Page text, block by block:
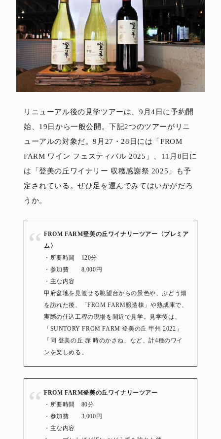
リニューアル後の見学ツアーは、9月4日に予約開
始、19日から一般公開。下記2つのツアーがリニ
ューアルの対象だ。9月27・28日には「FROM
FARM ワイン フェスティバル 2025」、11月8日に
は「登美の丘ワイナリー 収穫感謝祭 2025」も予
定されている。ぜひ足を運んでみてはいかがだろ
うか。
FROM FARM登美の丘ワイナリーツアー〈プレミア
ム〉
・所要時間 120分
・参加費 8,000円
・主な内容
甲府盆地を見渡せる眺望台からの景色や、ぶどう畑
を訪れた後、「FROM FARM醸造棟」や熟成庫で、
実際の仕込工程の現場を間近で見学。見学後は、
「SUNTORY FROM FARM 登美の丘 甲州 2022」
「同 登美の丘 赤 時のかさね」など、計4種のワイ
ンを楽しめる。
FROM FARM登美の丘ワイナリーツアー
・所要時間 80分
・参加費 3,000円
・主な内容